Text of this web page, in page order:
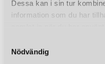
Dessa kan i sin tur
information som du har
Nödvändig